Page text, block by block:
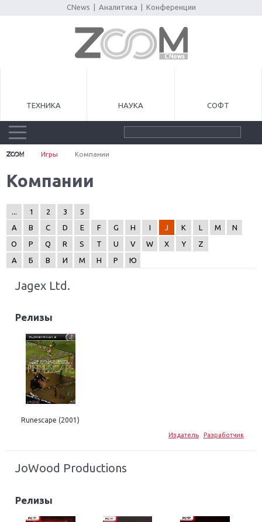
CNews Аналитика Конференции
ТЕХНИКА НАУКА СОФТ
Игры Компании
Компании
1 2 3
5
A
B C D E F G H I J K L M
N
O
P Q R S T U V W X Y
Z
А
Б В И М Н Р Ю
Jagex Ltd.
Релизы
Runescape (2001)
Издатель Разработчик
JoWood Productions
Релизы